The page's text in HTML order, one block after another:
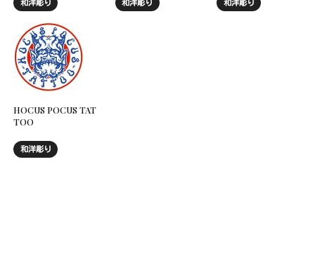
和洋彫り 和洋彫り 和洋彫り
HOCUS POCUS TAT
TOO
和洋彫り